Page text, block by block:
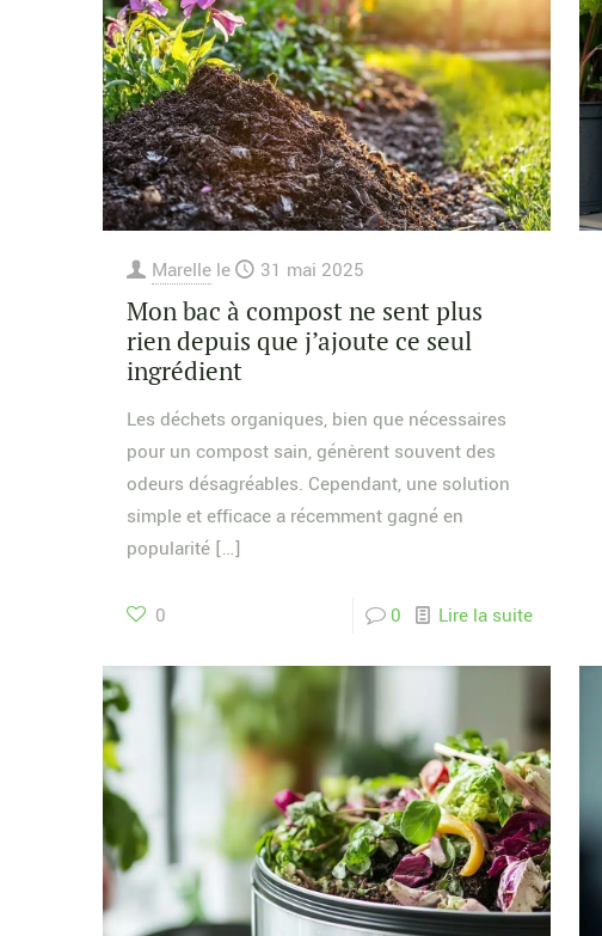
Marelle le 31 mai 2025
Mon bac à compost ne sent plus
rien depuis que j’ajoute ce seul
ingrédient
Les déchets organiques, bien que nécessaires
pour un compost sain, génèrent souvent des
odeurs désagréables. Cependant, une solution
simple et efficace a récemment gagné en
popularité[…]
0 0 Lire la suite